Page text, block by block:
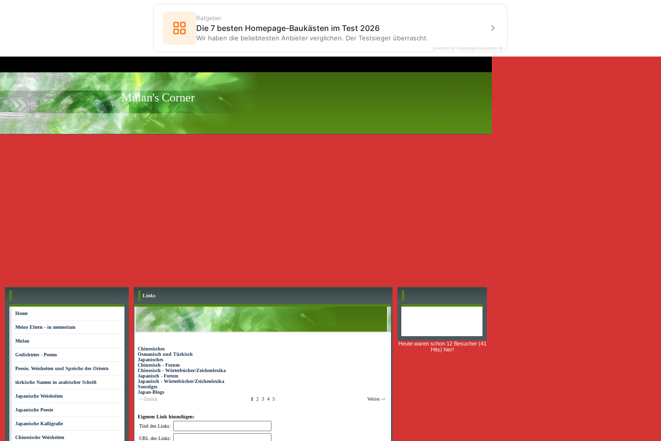
Mulan's Corner
Home
Meine Eltern - in memoriam
Mulan
Gedichtetes - Poems
Poesie, Weisheiten und Sprüche des Orients
türkische Namen in arabischer Schrift
Japanische Weisheiten
Japanische Poesie
Japanische Kalligrafie
Chinesische Weisheiten
Links
Chinesisches
Osmanisch und Türkisch
Japanisches
Chinesisch - Forum
Chinesisch - Wörterbücher/Zeichenlexika
Japanisch - Forum
Japanisch - Wörterbücher/Zeichenlexika
Sonstiges
Japan-Blogs
<-Zurück
1 2 3 4 5 Weiter ->
Eigenen Link hinzufügen:
Titel des Links:
URL des Links:
Heute waren schon 12 Besucher (41
Hits) hier!
Ratgeber
Die 7 besten Homepage-Baukästen im Test 2026
Wir haben die beliebtesten Anbieter verglichen. Der Testsieger überrascht.
powered by homepage-baukasten.de